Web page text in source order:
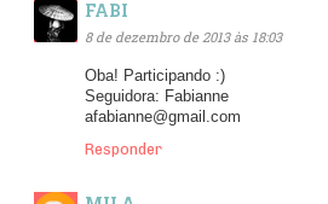
FABI
8 de dezembro de 2013 às 18:03
Oba! Participando :)
Seguidora: Fabianne
afabianne@gmail.com
Responder